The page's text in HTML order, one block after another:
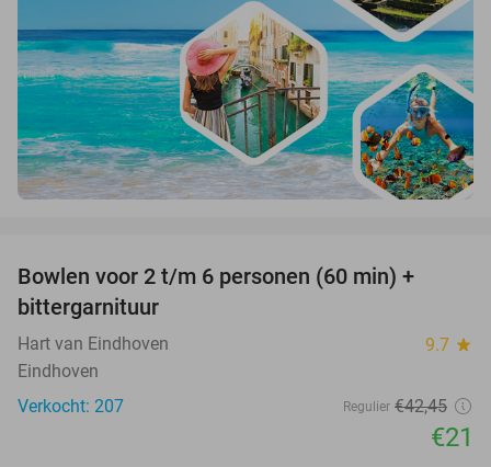
Bowlen voor 2 t/m 6 personen (60 min) +
bittergarnituur
Hart van Eindhoven 9.7 star
Eindhoven
Verkocht: 207
Regulier €42,45
€21